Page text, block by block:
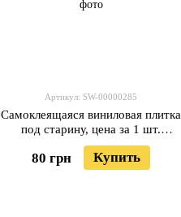
Артикул: SW-00000285
Самоклеящаяся виниловая плитка
под старину, цена за 1 шт.
(СВП-005) Матовая SW-00000285
80 грн Купить